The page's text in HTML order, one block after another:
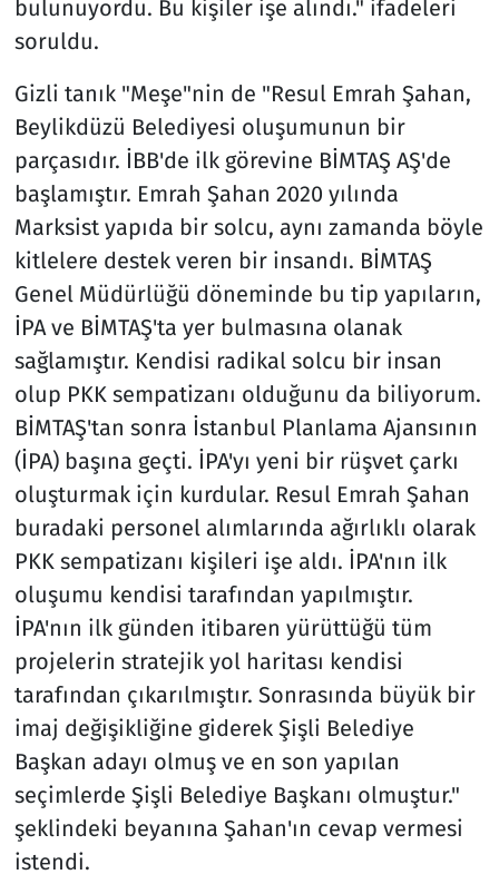
bulunuyordu. Bu kişiler işe alındı." ifadeleri
soruldu.
Gizli tanık "Meşe"nin de "Resul Emrah Şahan,
Beylikdüzü Belediyesi oluşumunun bir
parçasıdır. İBB'de ilk görevine BİMTAŞ AŞ'de
başlamıştır. Emrah Şahan 2020 yılında
Marksist yapıda bir solcu, aynı zamanda böyle
kitlelere destek veren bir insandı. BİMTAŞ
Genel Müdürlüğü döneminde bu tip yapıların,
İPA ve BİMTAŞ'ta yer bulmasına olanak
sağlamıştır. Kendisi radikal solcu bir insan
olup PKK sempatizanı olduğunu da biliyorum.
BİMTAŞ'tan sonra İstanbul Planlama Ajansının
(İPA) başına geçti. İPA'yı yeni bir rüşvet çarkı
oluşturmak için kurdular. Resul Emrah Şahan
buradaki personel alımlarında ağırlıklı olarak
PKK sempatizanı kişileri işe aldı. İPA'nın ilk
oluşumu kendisi tarafından yapılmıştır.
İPA'nın ilk günden itibaren yürüttüğü tüm
projelerin stratejik yol haritası kendisi
tarafından çıkarılmıştır. Sonrasında büyük bir
imaj değişikliğine giderek Şişli Belediye
Başkan adayı olmuş ve en son yapılan
seçimlerde Şişli Belediye Başkanı olmuştur."
şeklindeki beyanına Şahan'ın cevap vermesi
istendi.